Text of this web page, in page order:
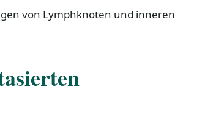
von Lymphknoten und inneren